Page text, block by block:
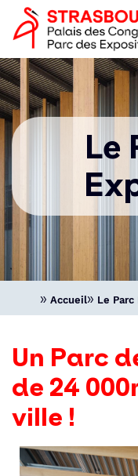
Aller
contenu
principal
Image
logo
Navigation
principale
Le
Accueil Le
Un Parc
de 24
ville !
Panneau de gestion